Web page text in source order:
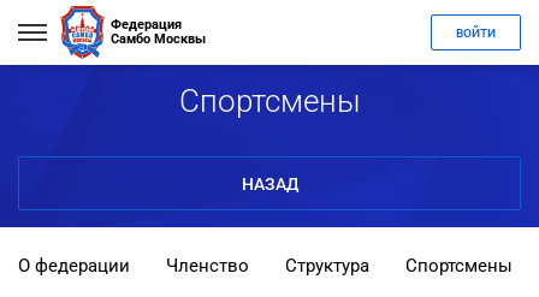
Федерация
Самбо Москвы
ВОЙТИ
Спортсмены
НАЗАД
О федерации Членство Структура Спортсмены